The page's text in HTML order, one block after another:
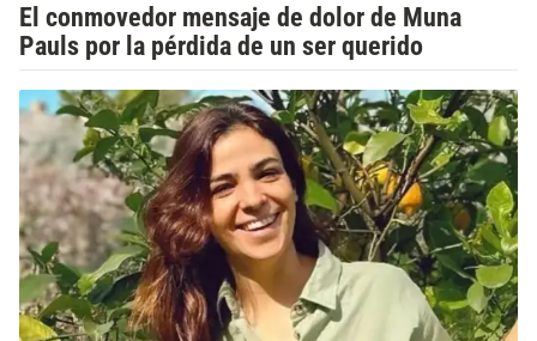
El conmovedor mensaje de dolor de Muna
Pauls por la pérdida de un ser querido